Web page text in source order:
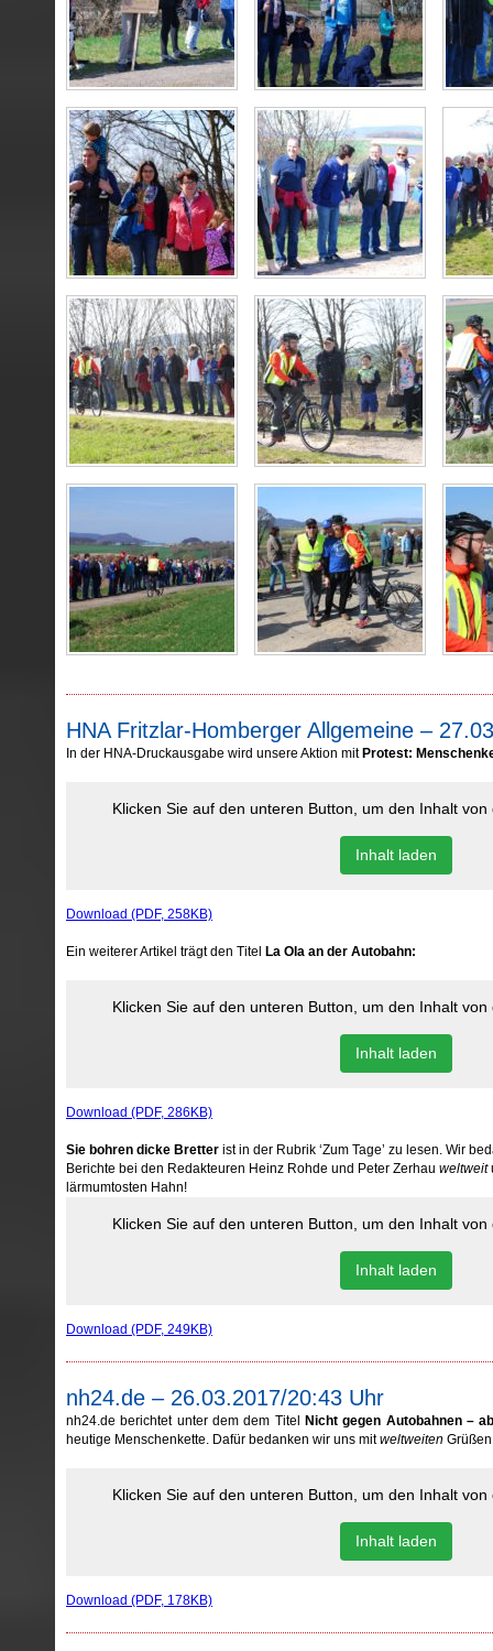
HNA Fritzlar-Homberger Allgemeine –
In der HNA-Druckausgabe wird unsere Aktion mit Protest:
Klicken Sie auf den unteren Button, um den Inhalt
Inhalt laden
Download (PDF, 258KB)
Ein weiterer Artikel trägt den Titel La Ola an der Autobahn:
Klicken Sie auf den unteren Button, um den Inhalt
Inhalt laden
Download (PDF, 286KB)
Sie bohren dicke Bretter ist in der Rubrik ‘Zum Tage’ zu lesen. Wir
Berichte bei den Redakteuren Heinz Rohde und Peter Zerhau weltweit
lärmumtosten Hahn!
Klicken Sie auf den unteren Button, um den Inhalt
Inhalt laden
Download (PDF, 249KB)
nh24.de – 26.03.2017/20:43 Uhr
nh24.de berichtet unter dem dem Titel
Nicht gegen Autobahnen –
heutige Menschenkette. Dafür bedanken wir uns mitweltweiten
Klicken Sie auf den unteren Button, um den Inhalt
Inhalt laden
Download (PDF, 178KB)